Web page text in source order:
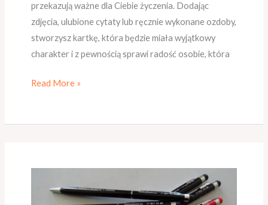
przekazują ważne dla Ciebie życzenia. Dodając
zdjęcia, ulubione cytaty lub ręcznie wykonane ozdoby,
stworzysz kartkę, która będzie miała wyjątkowy
charakter i z pewnością sprawi radość osobie, która
Read More »